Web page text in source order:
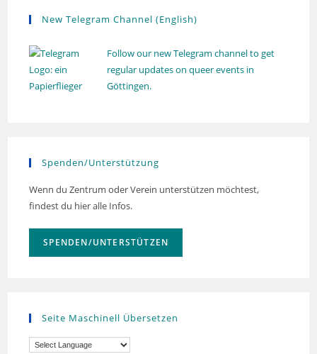
New Telegram Channel (English)
Follow our new Telegram channel to get
regular updates on queer events in
Göttingen.
Spenden/Unterstützung
Wenn du Zentrum oder Verein unterstützen möchtest,
findest du hier alle Infos.
SPENDEN/UNTERSTÜTZEN
Seite Maschinell Übersetzen